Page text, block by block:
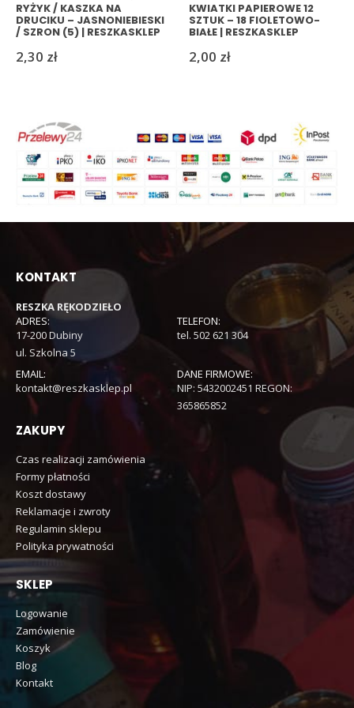
RYŻYK / KASZKA NA
DRUCIKU – JASNONIEBIESKI
/ SZRON (5) | RESZKASKLEP
2,30 zł
KWIATKI PAPIEROWE 12
SZTUK – 18 FIOLETOWO-
BIAŁE | RESZKASKLEP
2,00 zł
KONTAKT
RESZKA RĘKODZIEŁO
ADRES:
17-200 Dubiny
ul. Szkolna 5
TELEFON:
tel. 502 621 304
EMAIL:
kontakt@reszkasklep.pl
DANE FIRMOWE:
NIP: 5432002451 REGON:
365865852
ZAKUPY
Czas realizacji zamówienia
Formy płatności
Koszt dostawy
Reklamacje i zwroty
Regulamin sklepu
Polityka prywatności
SKLEP
Logowanie
Zamówienie
Koszyk
Blog
Kontakt